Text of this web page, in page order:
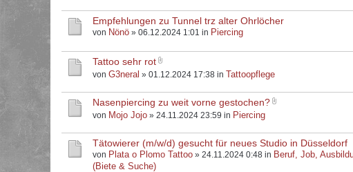
Empfehlungen zu Tunnel trz alter Ohrlöcher
von Nönö » 06.12.2024 1:01 in Piercing
Tattoo sehr rot
von G3neral » 01.12.2024 17:38 in Tattoopflege
Nasenpiercing zu weit vorne gestochen?
von Mojo Jojo » 24.11.2024 23:59 in Piercing
Tätowierer (m/w/d) gesucht für neues Studio in Düsseldorf
von Plata o Plomo Tattoo » 24.11.2024 0:48 in Beruf, Job,
(Biete & Suche)